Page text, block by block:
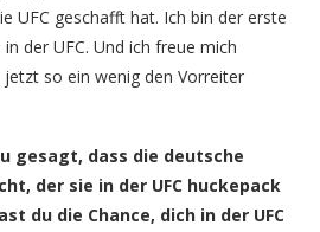
UFC geschafft hat. Ich bin der erste
der UFC. Und ich freue mich
so ein wenig den Vorreiter
gesagt, dass die deutsche
der sie in der UFC huckepack
du die Chance, dich in der UFC